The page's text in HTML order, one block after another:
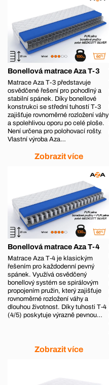
Bonellová matrace Aza T-3
Matrace Aza T-3 představuje
osvědčené řešení pro pohodlný a
stabilní spánek. Díky bonellové
konstrukci se střední tuhostí T-3
zajišťuje rovnoměrné rozložení váhy
a spolehlivou oporu po celé ploše.
Není určena pro polohovací rošty.
Vlastní výroba Aza…
Zobrazit více
Bonellová matrace Aza T-4
Matrace Aza T‑4 je klasickým
řešením pro každodenní pevný
spánek. Využívá osvědčený
bonellový systém se spirálovým
propojením pružin, který zajišťuje
rovnoměrné rozložení váhy a
dlouhou životnost. Díky tuhosti T‑4
(4/5) poskytuje výrazně pevnou…
Zobrazit více